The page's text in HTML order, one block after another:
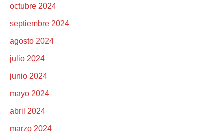
octubre 2024
septiembre 2024
agosto 2024
julio 2024
junio 2024
mayo 2024
abril 2024
marzo 2024